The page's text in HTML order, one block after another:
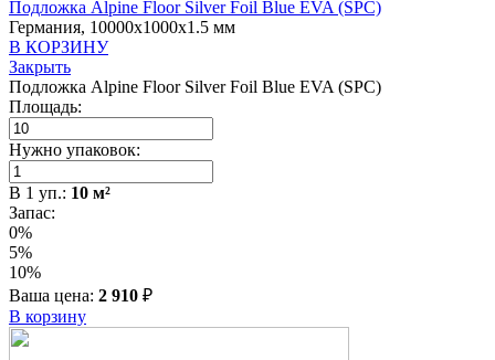
Подложка Alpine Floor Silver Foil Blue EVA (SPC)
Германия, 10000x1000x1.5 мм
В КОРЗИНУ
Закрыть
Подложка Alpine Floor Silver Foil Blue EVA (SPC)
Площадь:
Нужно упаковок:
В 1 уп.: 10 м²
Запас:
0%
5%
10%
Ваша цена: 2 910 ₽
В корзину